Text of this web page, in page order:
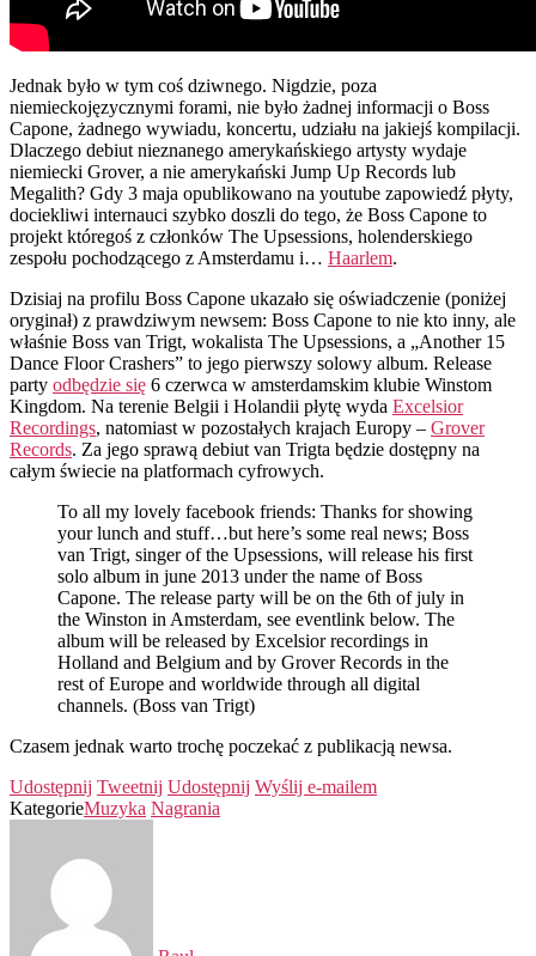
Jednak było w tym coś dziwnego. Nigdzie, poza
niemieckojęzycznymi forami, nie było żadnej informacji o Boss
Capone, żadnego wywiadu, koncertu, udziału na jakiejś kompilacji.
Dlaczego debiut nieznanego amerykańskiego artysty wydaje
niemiecki Grover, a nie amerykański Jump Up Records lub
Megalith? Gdy 3 maja opublikowano na youtube zapowiedź płyty,
dociekliwi internauci szybko doszli do tego, że Boss Capone to
projekt któregoś z członków The Upsessions, holenderskiego
zespołu pochodzącego z Amsterdamu i… Haarlem.
Dzisiaj na profilu Boss Capone ukazało się oświadczenie (poniżej
oryginał) z prawdziwym newsem: Boss Capone to nie kto inny, ale
właśnie Boss van Trigt, wokalista The Upsessions, a „Another 15
Dance Floor Crashers” to jego pierwszy solowy album. Release
party odbędzie się 6 czerwca w amsterdamskim klubie Winstom
Kingdom. Na terenie Belgii i Holandii płytę wyda Excelsior
Recordings, natomiast w pozostałych krajach Europy – Grover
Records. Za jego sprawą debiut van Trigta będzie dostępny na
całym świecie na platformach cyfrowych.
To all my lovely facebook friends: Thanks for showing
your lunch and stuff…but here’s some real news; Boss
van Trigt, singer of the Upsessions, will release his first
solo album in june 2013 under the name of Boss
Capone. The release party will be on the 6th of july in
the Winston in Amsterdam, see eventlink below. The
album will be released by Excelsior recordings in
Holland and Belgium and by Grover Records in the
rest of Europe and worldwide through all digital
channels. (Boss van Trigt)
Czasem jednak warto trochę poczekać z publikacją newsa.
Udostępnij Tweetnij Udostępnij Wyślij e-mailem
KategorieMuzyka Nagrania